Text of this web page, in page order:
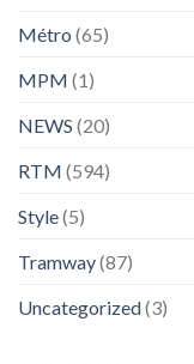
Métro (65)
MPM (1)
NEWS (20)
RTM (594)
Style(5)
Tramway(87)
Uncategorized(3)